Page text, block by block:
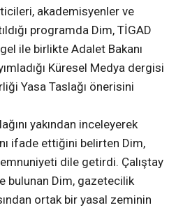
akademisyenler ve
programda Dim, TİGAD
ile birlikte Adalet Bakanı
Küresel Medya dergisi
Yasa Taslağı önerisini
yakından inceleyerek
ifade ettiğini belirten Dim,
dile getirdi. Çalıştay
bulunan Dim, gazetecilik
ortak bir yasal zeminin